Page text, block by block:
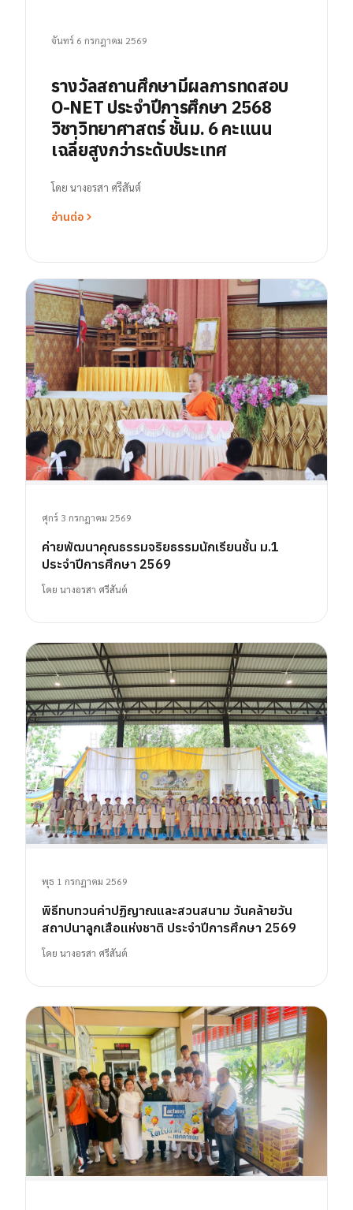
จันทร์ 6 กรกฎาคม 2569
รางวัลสถานศึกษามีผลการทดสอบ
O-NET ประจำปีการศึกษา 2568
วิชาวิทยาศาสตร์ ชั้นม. 6 คะแนน
เฉลี่ยสูงกว่าระดับประเทศ
โดย นางอรสา ศรีสันต์
อ่านต่อ
ศุกร์ 3 กรกฎาคม 2569
ค่ายพัฒนาคุณธรรมจริยธรรมนักเรียนชั้น ม.1
ประจำปีการศึกษา 2569
โดย นางอรสา ศรีสันต์
พุธ 1 กรกฎาคม 2569
พิธีทบทวนคำปฏิญาณและสวนสนาม วันคล้ายวัน
สถาปนาลูกเสือแห่งชาติ ประจำปีการศึกษา 2569
โดย นางอรสา ศรีสันต์